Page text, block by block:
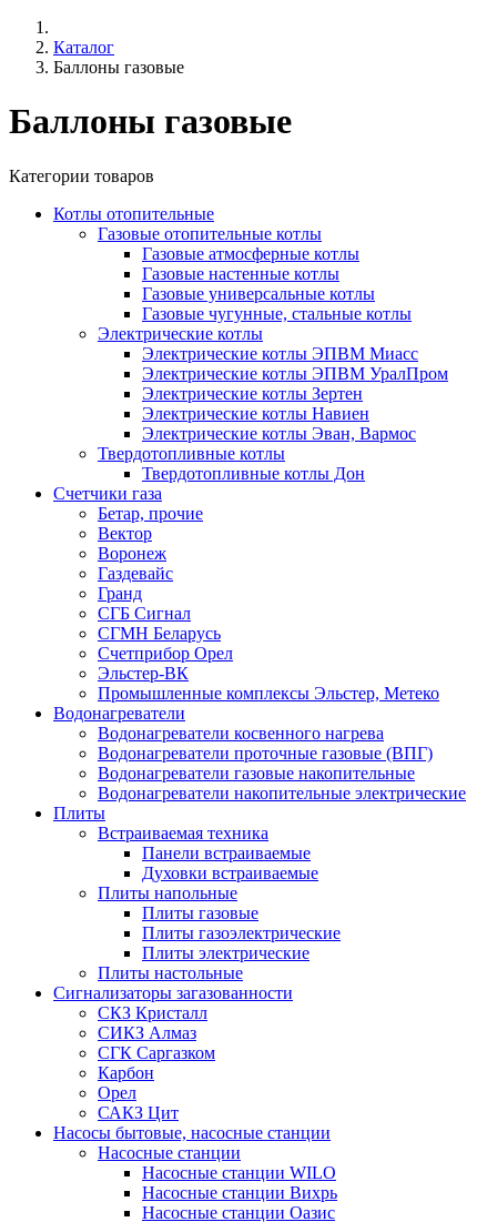
Каталог
Баллоны газовые
Баллоны газовые
Категории товаров
Котлы отопительные
Газовые отопительные котлы
Газовые атмосферные котлы
Газовые настенные котлы
Газовые универсальные котлы
Газовые чугунные, стальные котлы
Электрические котлы
Электрические котлы ЭПВМ Миасс
Электрические котлы ЭПВМ УралПром
Электрические котлы Зертен
Электрические котлы Навиен
Электрические котлы Эван, Вармос
Твердотопливные котлы
Твердотопливные котлы Дон
Счетчики газа
Бетар, прочие
Вектор
Воронеж
Газдевайс
Гранд
СГБ Сигнал
СГМН Беларусь
Счетприбор Орел
Эльстер-ВК
Промышленные комплексы Эльстер, Метеко
Водонагреватели
Водонагреватели косвенного нагрева
Водонагреватели проточные газовые (ВПГ)
Водонагреватели газовые накопительные
Водонагреватели накопительные электрические
Плиты
Встраиваемая техника
Панели встраиваемые
Духовки встраиваемые
Плиты напольные
Плиты газовые
Плиты газоэлектрические
Плиты электрические
Плиты настольные
Сигнализаторы загазованности
СКЗ Кристалл
СИКЗ Алмаз
СГК Саргазком
Карбон
Орел
САКЗ Цит
Насосы бытовые, насосные станции
Насосные станции
Насосные станции WILO
Насосные станции Вихрь
Насосные станции Оазис